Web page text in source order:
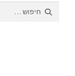
חיפוש: